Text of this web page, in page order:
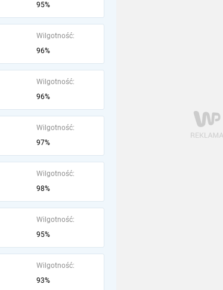
95%
Wilgotność:
96%
Wilgotność:
96%
Wilgotność:
97%
Wilgotność:
98%
Wilgotność:
95%
Wilgotność:
93%